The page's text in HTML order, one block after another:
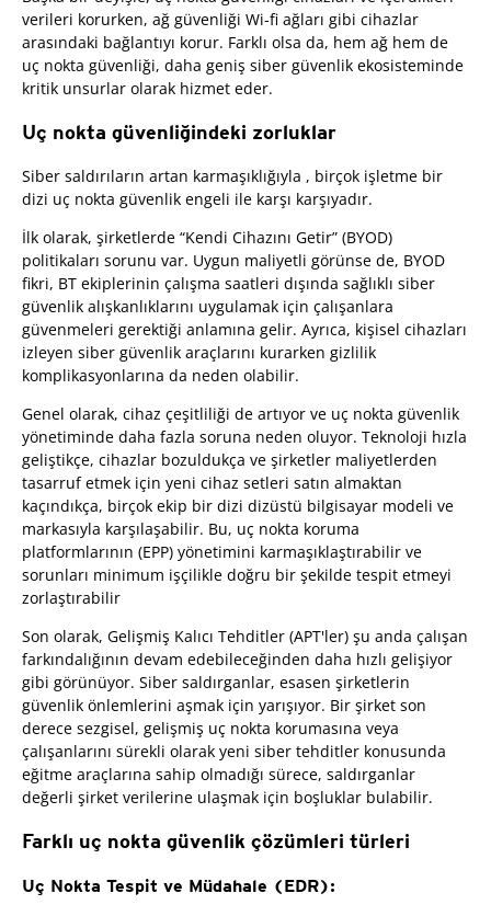
verileri korurken, ağ güvenliği Wi-fi ağları gibi cihazlar
arasındaki bağlantıyı korur. Farklı olsa da, hem ağ hem de
uç nokta güvenliği, daha geniş siber güvenlik ekosisteminde
kritik unsurlar olarak hizmet eder.
Uç nokta güvenliğindeki zorluklar
Siber saldırıların artan karmaşıklığıyla , birçok işletme bir
dizi uç nokta güvenlik engeli ile karşı karşıyadır.
İlk olarak, şirketlerde “Kendi Cihazını Getir” (BYOD)
politikaları sorunu var. Uygun maliyetli görünse de, BYOD
fikri, BT ekiplerinin çalışma saatleri dışında sağlıklı siber
güvenlik alışkanlıklarını uygulamak için çalışanlara
güvenmeleri gerektiği anlamına gelir. Ayrıca, kişisel cihazları
izleyen siber güvenlik araçlarını kurarken gizlilik
komplikasyonlarına da neden olabilir.
Genel olarak, cihaz çeşitliliği de artıyor ve uç nokta güvenlik
yönetiminde daha fazla soruna neden oluyor. Teknoloji hızla
geliştikçe, cihazlar bozuldukça ve şirketler maliyetlerden
tasarruf etmek için yeni cihaz setleri satın almaktan
kaçındıkça, birçok ekip bir dizi dizüstü bilgisayar modeli ve
markasıyla karşılaşabilir. Bu, uç nokta koruma
platformlarının (EPP) yönetimini karmaşıklaştırabilir ve
sorunları minimum işçilikle doğru bir şekilde tespit etmeyi
zorlaştırabilir
Son olarak, Gelişmiş Kalıcı Tehditler (APT'ler) şu anda çalışan
farkındalığının devam edebileceğinden daha hızlı gelişiyor
gibi görünüyor. Siber saldırganlar, esasen şirketlerin
güvenlik önlemlerini aşmak için yarışıyor. Bir şirket son
derece sezgisel, gelişmiş uç nokta korumasına veya
çalışanlarını sürekli olarak yeni siber tehditler konusunda
eğitme araçlarına sahip olmadığı sürece, saldırganlar
değerli şirket verilerine ulaşmak için boşluklar bulabilir.
Farklı uç nokta güvenlik çözümleri türleri
Uç Nokta Tespit ve Müdahale (EDR):